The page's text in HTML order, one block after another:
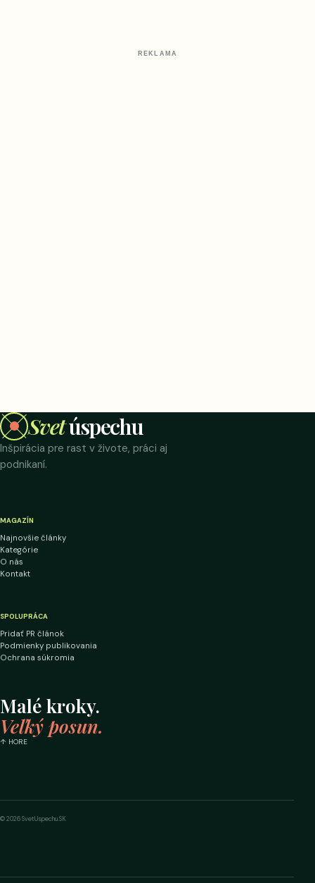
REKLAMA
Svetúspechu
Inšpirácia pre rast v živote, práci aj
podnikaní.
MAGAZÍN
Najnovšie články
Kategórie
O nás
Kontakt
SPOLUPRÁCA
Pridať PR článok
Podmienky publikovania
Ochrana súkromia
Malé kroky.
Veľký posun.
↑ HORE
© 2026 SvetUspechu.SK